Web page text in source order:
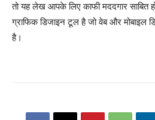
तो यह लेख आपके लिए काफी मददगार
ग्राफिक डिजाइन टूल है जो वेब और मोबाइल
है।